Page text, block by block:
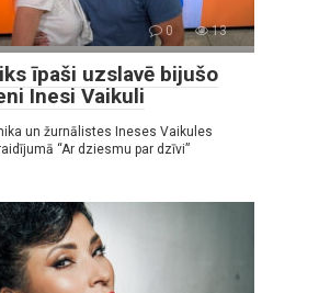
0 13
īpaši uzslavē bijušo
Inesi Vaikuli
un žurnālistes Ineses Vaikules
“Ar dziesmu par dzīvi”